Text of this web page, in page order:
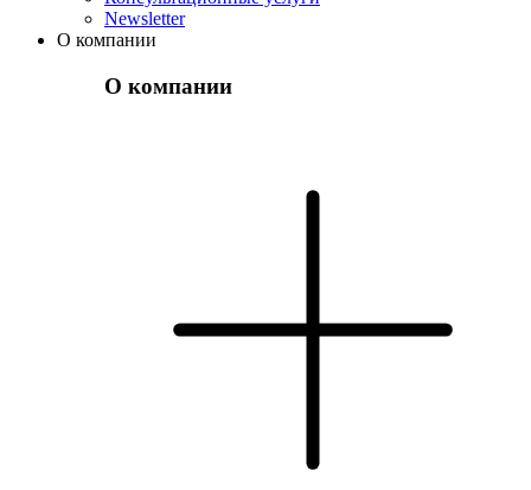
Newsletter
О компании
О компании